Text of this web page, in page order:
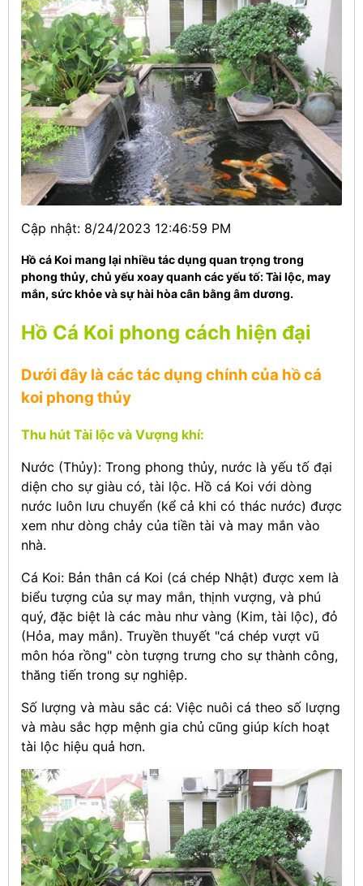
Cập nhật: 8/24/2023 12:46:59 PM
Hồ cá Koi mang lại nhiều tác dụng quan trọng trong
phong thủy, chủ yếu xoay quanh các yếu tố: Tài lộc, may
mắn, sức khỏe và sự hài hòa cân bằng âm dương.
Hồ Cá Koi phong cách hiện đại
Dưới đây là các tác dụng chính của hồ cá
koi phong thủy
Thu hút Tài lộc và Vượng khí:
Nước (Thủy): Trong phong thủy, nước là yếu tố đại
diện cho sự giàu có, tài lộc. Hồ cá Koi với dòng
nước luôn lưu chuyển (kể cả khi có thác nước) được
xem như dòng chảy của tiền tài và may mắn vào
nhà.
Cá Koi: Bản thân cá Koi (cá chép Nhật) được xem là
biểu tượng của sự may mắn, thịnh vượng, và phú
quý, đặc biệt là các màu như vàng (Kim, tài lộc), đỏ
(Hỏa, may mắn). Truyền thuyết "cá chép vượt vũ
môn hóa rồng" còn tượng trưng cho sự thành công,
thăng tiến trong sự nghiệp.
Số lượng và màu sắc cá: Việc nuôi cá theo số lượng
và màu sắc hợp mệnh gia chủ cũng giúp kích hoạt
tài lộc hiệu quả hơn.